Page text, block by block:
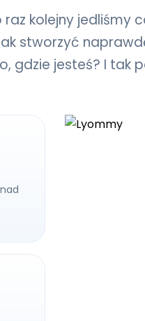
kolejny jedliśmy
stworzyć
gdzie jesteś? I tak